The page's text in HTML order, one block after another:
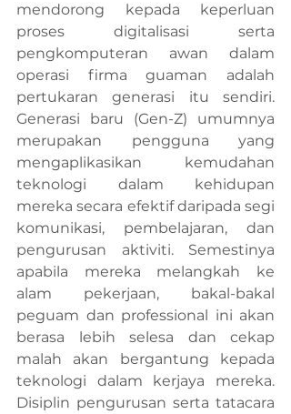
mendorong kepada keperluan
proses digitalisasi serta
pengkomputeran awan dalam
operasi firma guaman adalah
pertukaran generasi itu sendiri.
Generasi baru (Gen-Z) umumnya
merupakan pengguna yang
mengaplikasikan kemudahan
teknologi dalam kehidupan
mereka secara efektif daripada segi
komunikasi, pembelajaran, dan
pengurusan aktiviti. Semestinya
apabila mereka melangkah ke
alam pekerjaan, bakal-bakal
peguam dan professional ini akan
berasa lebih selesa dan cekap
malah akan bergantung kepada
teknologi dalam kerjaya mereka.
Disiplin pengurusan serta tatacara